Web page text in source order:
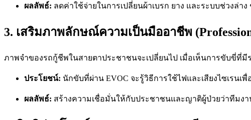
ผลลัพธ์: ลดค่าใช้จ่ายในการเปลี่ยนผ้าเบรก ยาง และระบบช่วงล่
3. เสริมภาพลักษณ์ความเป็นมืออาชีพ
ภาพจำของรถกู้ชีพในสายตาประชาชนจะเปลี่ยนไป เมื่อเห็นการขับขี่ที่
ประโยชน์: นักขับที่ผ่าน EVOC จะรู้วิธีการใช้ไฟและเสียงไซเรน
ผลลัพธ์: สร้างความเชื่อมั่นให้กับประชาชนและญาติผู้ป่วยว่าทีมง